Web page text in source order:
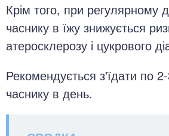
Крім того, при регулярному
часнику в їжу знижується
атеросклерозу і цукрового
Рекомендується з'їдати по
часнику в день.